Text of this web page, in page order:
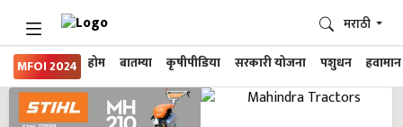
MFOI 2024 होम बातम्या कृषीपीडिया सरकारी योजना पशुधन हवामान
मराठी